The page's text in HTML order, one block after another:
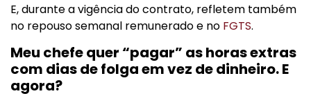
E, durante a vigência do contrato, refletem também
no repouso semanal remunerado e no FGTS.
Meu chefe quer “pagar” as horas extras
com dias de folga em vez de dinheiro. E
agora?